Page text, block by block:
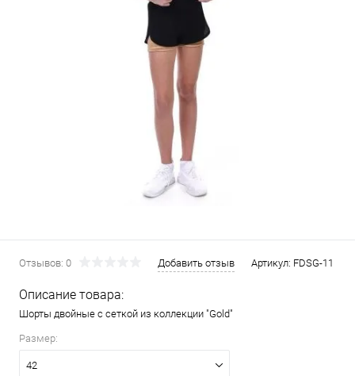
Отзывов: 0 Добавить отзыв Артикул: FDSG-11
Описание товара:
Шорты двойные с сеткой из коллекции "Gold"
Размер:
42